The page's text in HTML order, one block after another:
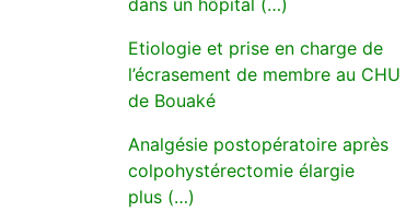
dans un hôpital (…)
Etiologie et prise en charge de
l’écrasement de membre au CHU
de Bouaké
Analgésie postopératoire après
colpohystérectomie élargie
plus (…)